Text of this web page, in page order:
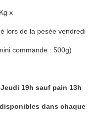
x
lors de la pesée vendredi
commande : 500g)
19h sauf pain 13h
dans chaque